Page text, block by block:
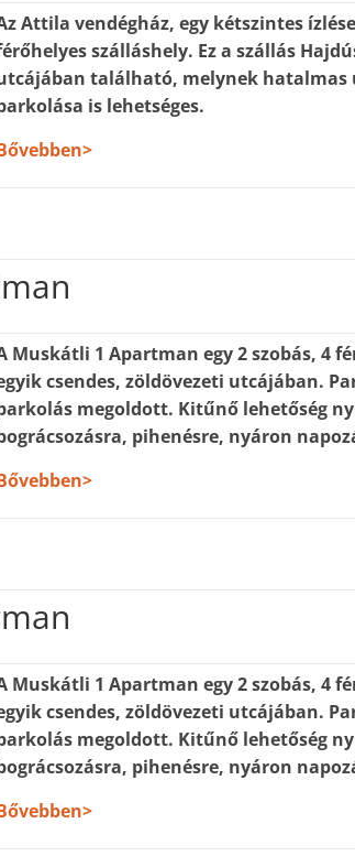
Attila vendégház, egy kétszintes
szálláshely. Ez a szállás
található, melynek hatalmas
is lehetséges.
Muskátli 1 Apartman egy 2 szobás, 4
csendes, zöldövezeti utcájában.
megoldott. Kitűnő lehetőség
pihenésre, nyáron
Muskátli 1 Apartman egy 2 szobás, 4
csendes, zöldövezeti utcájában.
megoldott. Kitűnő lehetőség
pihenésre, nyáron